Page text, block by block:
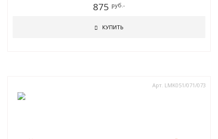
875 руб.-
КУПИТЬ
Арт. LMK051/071/073